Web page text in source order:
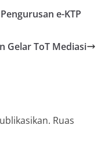
e-KTP
Gelar ToT Mediasi
Ruas